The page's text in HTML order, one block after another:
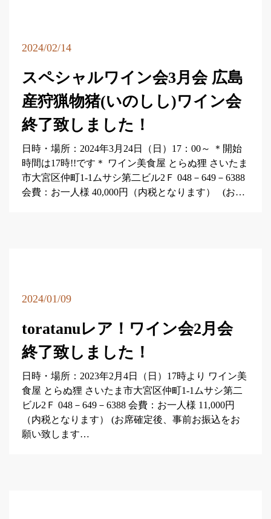
2024/02/14
スペシャルワイン会3月会 広島
産狩猟物猪(いのしし)ワイン会
終了致しました！
日時・場所：2024年3月24日（日）17：00～ ＊開始
時間は17時!!です＊ ワイン美食屋 とらぬ狸 さいたま
市大宮区仲町1-1ムサシ第二ビル2Ｆ 048－649－6388
会費：お一人様 40,000円（内税となります） (お…
2024/01/09
toratanuレア！ワイン会2月会
終了致しました！
日時・場所：2023年2月4日（日）17時より ワイン美
食屋 とらぬ狸 さいたま市大宮区仲町1-1ムサシ第二
ビル2Ｆ 048－649－6388 会費：お一人様 11,000円
（内税となります） (お席確定後、事前お振込をお
願い致します…